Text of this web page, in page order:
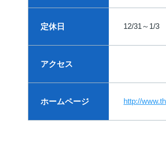
定休日 12/31～1/3
アクセス
ホームページ http://